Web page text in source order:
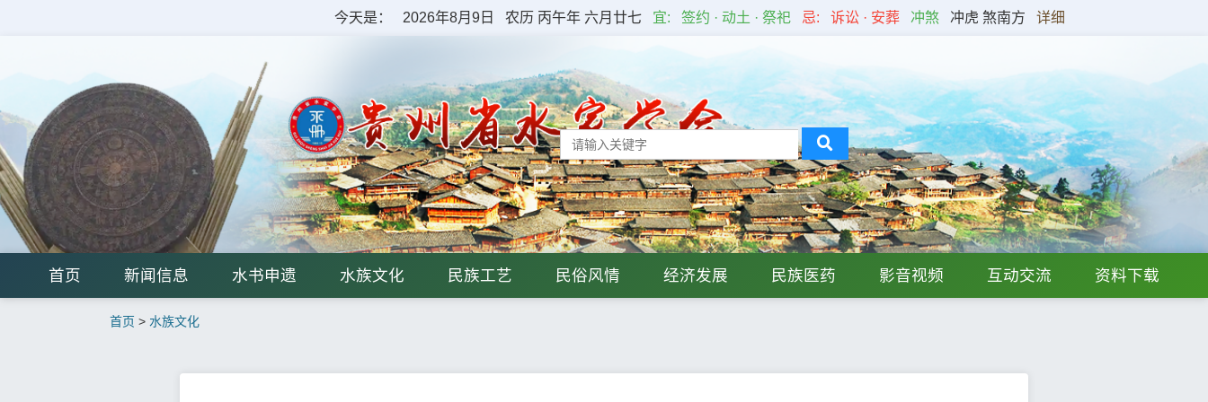
今天是： 2026年8月9日 农历 丙午年 六月廿七 宜: 签约 · 动土 · 祭祀 忌: 诉讼 · 安葬 冲煞 冲虎 煞南方 详细
首页 新闻信息 水书申遗 水族文化 民族工艺 民俗风情 经济发展 民族医药 影音视频 互动交流 资料下载
首页 > 水族文化